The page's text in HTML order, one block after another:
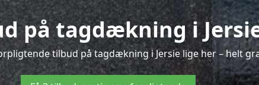
på tagdækning i
tilbud på tagdækning i Jersie lige her – helt